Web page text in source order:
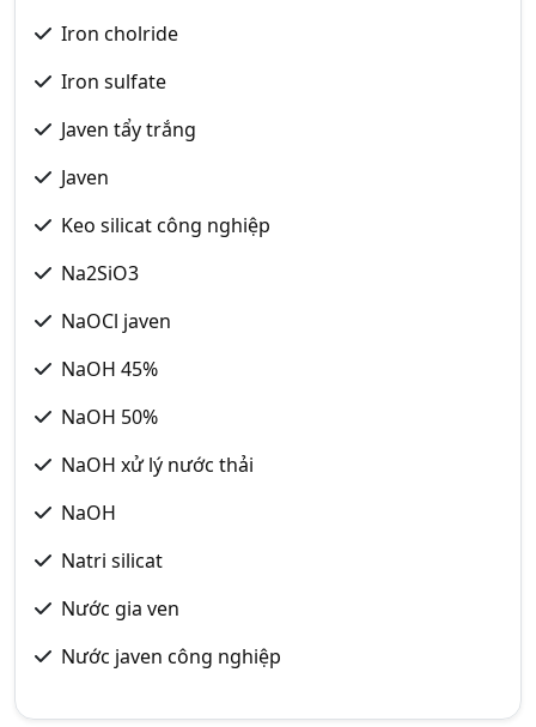
Iron cholride
Iron sulfate
Javen tẩy trắng
Javen
Keo silicat công nghiệp
Na2SiO3
NaOCl javen
NaOH 45%
NaOH 50%
NaOH xử lý nước thải
NaOH
Natri silicat
Nước gia ven
Nước javen công nghiệp